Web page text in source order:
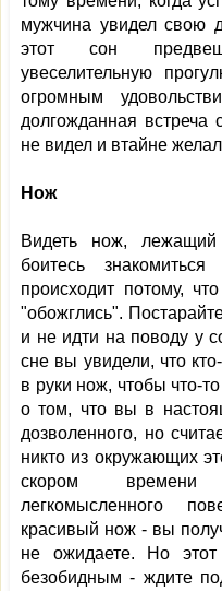
мужчина увидел свою
этот сон
увеселительную
огромным
долгожданная встреча
не видел и втайне
Нож
Видеть нож,
боитесь
происходит потому,
"обожглись".
и не идти на поводу у
сне вы увидели, что
в руки нож, чтобы что-
о том, что вы в
дозволенного, но
никто из окружающих
скором времени
легкомысленного
красивый нож - вы
не ожидаете. Но
безобидным - ждите